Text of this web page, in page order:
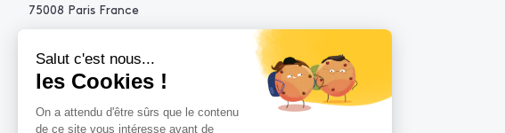
75008 Paris France
contact@piasa.fr